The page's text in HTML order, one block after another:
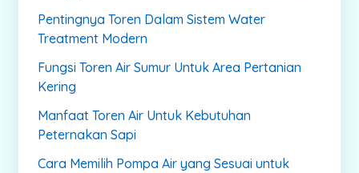
Pentingnya Toren Dalam Sistem Water
Treatment Modern
Fungsi Toren Air Sumur Untuk Area Pertanian
Kering
Manfaat Toren Air Untuk Kebutuhan
Peternakan Sapi
Cara Memilih Pompa Air yang Sesuai untuk